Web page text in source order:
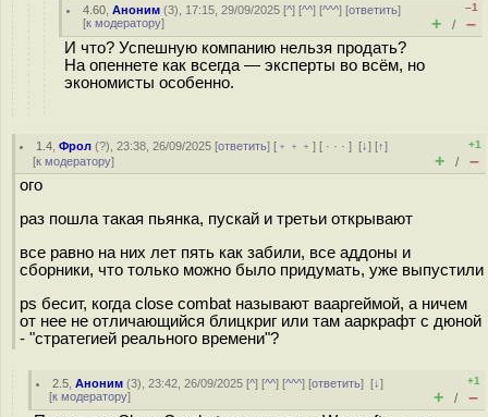
4.60 ,Аноним (3), 17:15, 29/09/2025 [^] [^^] [^^^] [ответить]
[к модератору]
–1
+ / –
И что? Успешную компанию нельзя продать?
На опеннете как всегда — эксперты во всём, но
экономисты особенно.
1.4 ,Фрол (?), 23:38, 26/09/2025 [ответить] [ ﹢﹢﹢] [ · · ·][↓] [↑]
[к модератору]
+1
+ / –
ого
раз пошла такая пьянка, пускай и третьи открывают
все равно на них лет пять как забили, все аддоны и
сборники, что только можно было придумать, уже выпустили
ps бесит, когда close combat называют вааргеймой, а ничем
от нее не отличающийся блицкриг или там ааркрафт с дюной
- "стратегией реального времени"?
2.5 ,Аноним (3), 23:42, 26/09/2025 [^] [^^] [^^^] [ответить][↓]
[к модератору]
+1
+ / –